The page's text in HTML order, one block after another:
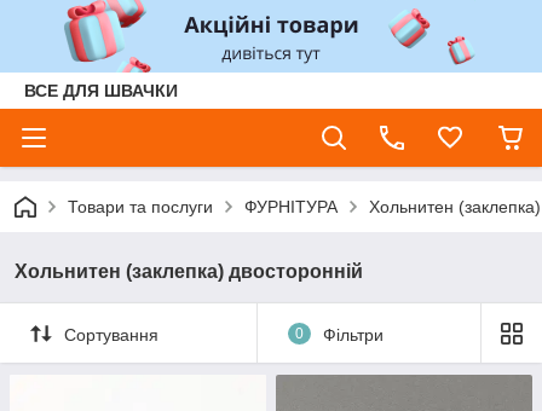
ВСЕ ДЛЯ ШВАЧКИ
Товари та послуги ФУРНІТУРА Хольнитен (заклепка)
Хольнитен (заклепка) двосторонній
Сортування 0 Фільтри